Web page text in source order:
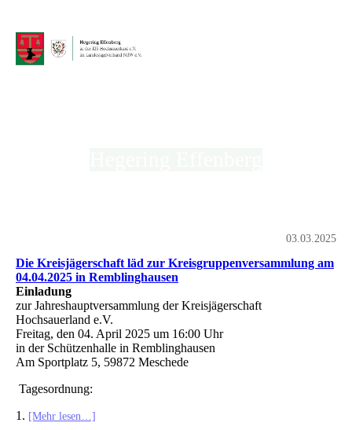
03.03.2025
Die Kreisjägerschaft läd zur Kreisgruppenversammlung am
04.04.2025 in Remblinghausen
Einladung
zur Jahreshauptversammlung der Kreisjägerschaft
Hochsauerland e.V.
Freitag, den 04. April 2025 um 16:00 Uhr
in der Schützenhalle in Remblinghausen
Am Sportplatz 5, 59872 Meschede
Tagesordnung:
1. [Mehr lesen…]